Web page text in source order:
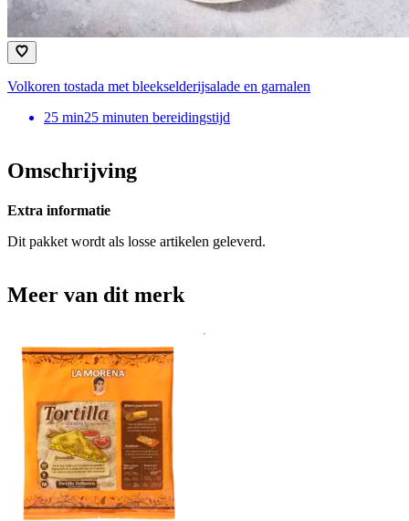
Volkoren tostada met bleekselderijsalade en garnalen
25 min25 minuten bereidingstijd
Omschrijving
Extra informatie
Dit pakket wordt als losse artikelen geleverd.
Meer van dit merk